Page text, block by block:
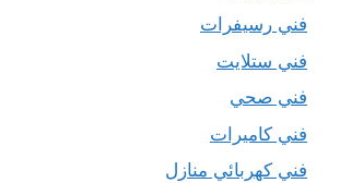
فني رسيفرات
فني ستلايت
فني صحي
فني كاميرات
فني كهربائي منازل